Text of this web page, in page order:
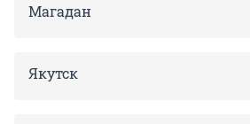
Магадан
Якутск